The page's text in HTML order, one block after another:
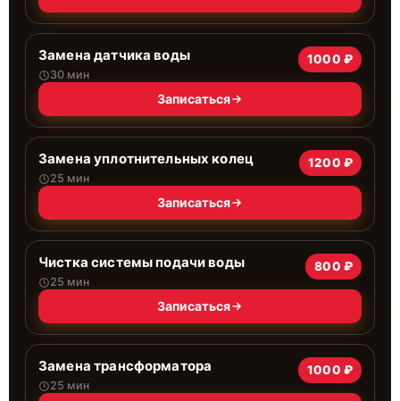
Замена датчика воды
30 мин
1000 ₽
Записаться
Замена уплотнительных колец
25 мин
1200 ₽
Записаться
Чистка системы подачи воды
25 мин
800 ₽
Записаться
Замена трансформатора
25 мин
1000 ₽